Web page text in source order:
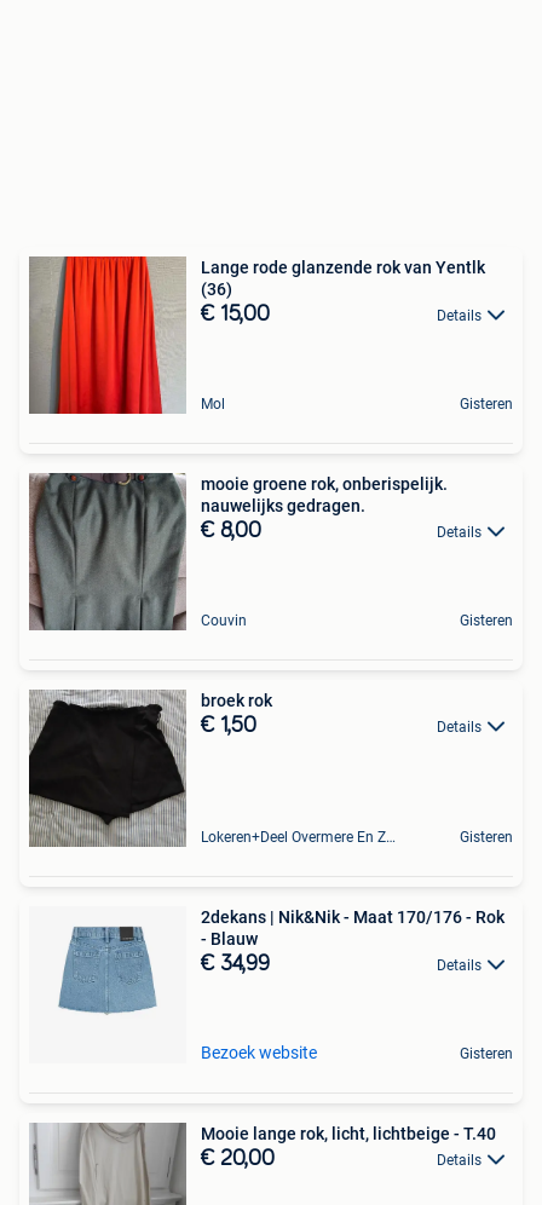
Lange rode glanzende rok van Yentlk
(36)
€ 15,00 Details
Mol Gisteren
mooie groene rok, onberispelijk.
nauwelijks gedragen.
€ 8,00 Details
Couvin Gisteren
broek rok
€ 1,50 Details
Lokeren+Deel Overmere En Zele Gisteren
2dekans | Nik&Nik - Maat 170/176 - Rok
- Blauw
€ 34,99 Details
Bezoek website Gisteren
Mooie lange rok, licht, lichtbeige - T.40
€ 20,00 Details